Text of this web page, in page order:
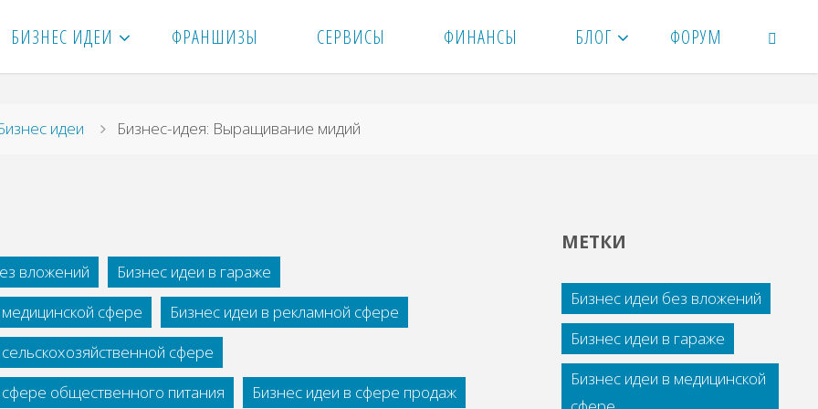
БИЗНЕС ИДЕИ ФРАНШИЗЫ СЕРВИСЫ ФИНАНСЫ БЛОГ ФОРУМ
идеи Бизнес-идея: Выращивание мидий
вложений
Бизнес идеи в гараже
сфере
Бизнес идеи в рекламной сфере
сфере
общественного питания
Бизнес идеи в сфере продаж
МЕТКИ
Бизнес идеи без вложений
Бизнес идеи в гараже
Бизнес идеи в медицинской